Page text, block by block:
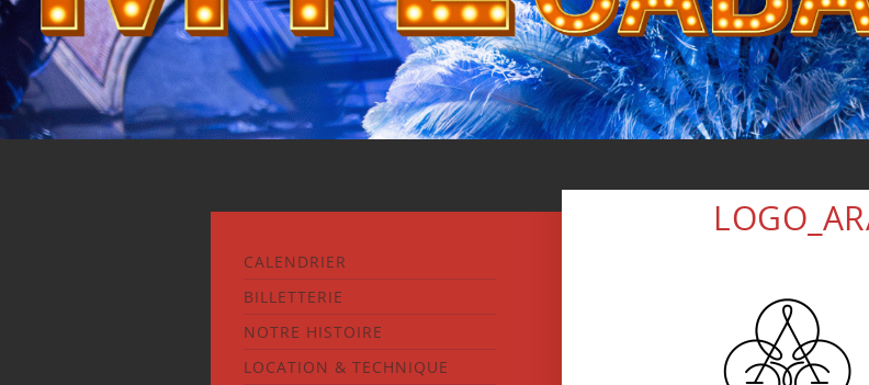
CALENDRIER
BILLETTERIE
NOTRE HISTOIRE
LOCATION & TECHNIQUE